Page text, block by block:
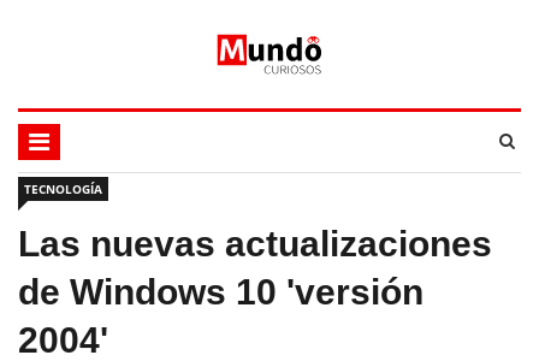
TECNOLOGÍA
Las nuevas actualizaciones
de Windows 10 'versión
2004'